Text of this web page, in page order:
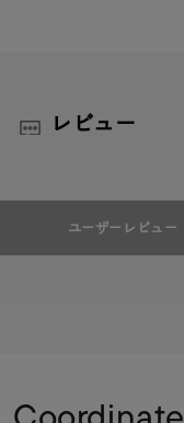
レビュー
ユーザーレビュー